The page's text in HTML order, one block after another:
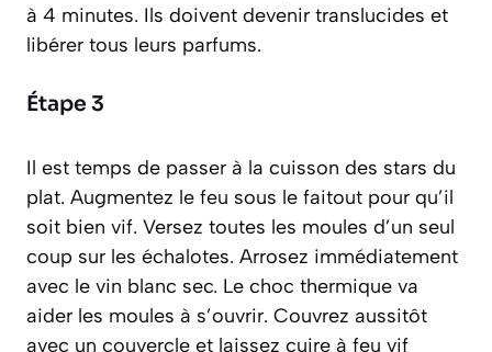
à 4 minutes. Ils doivent devenir translucides et
libérer tous leurs parfums.
Étape 3
Il est temps de passer à la cuisson des stars du
plat. Augmentez le feu sous le faitout pour qu’il
soit bien vif. Versez toutes les moules d’un seul
coup sur les échalotes. Arrosez immédiatement
avec le vin blanc sec. Le choc thermique va
aider les moules à s’ouvrir. Couvrez aussitôt
avec un couvercle et laissez cuire à feu vif